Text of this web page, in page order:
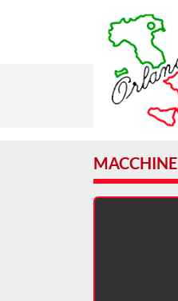
MACCHINE